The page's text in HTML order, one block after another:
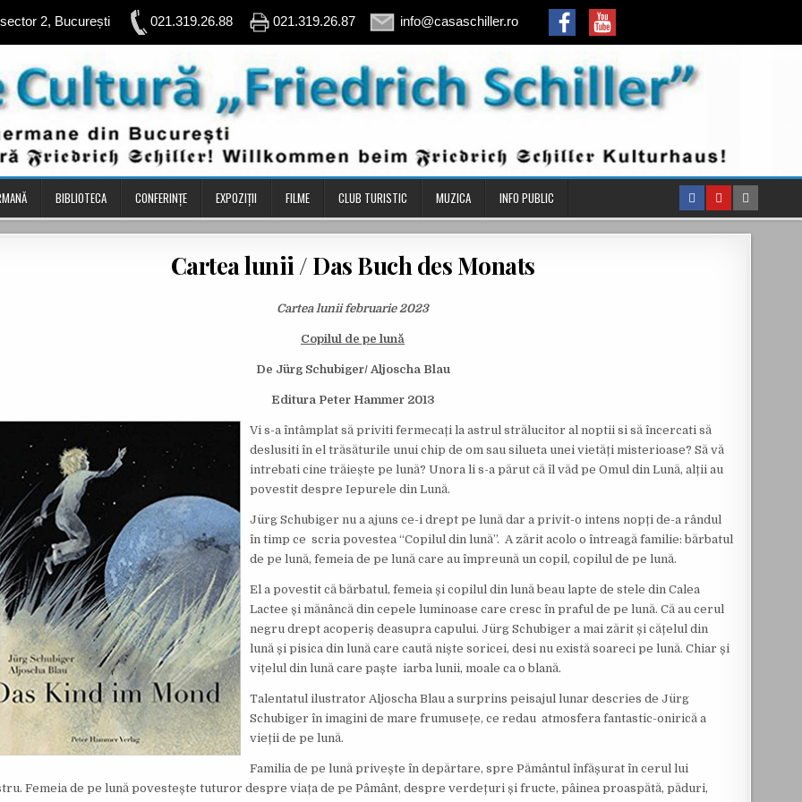
2, București 021.319.26.88 021.319.26.87 info@casaschiller.ro
BIBLIOTECA CONFERINŢE EXPOZIȚII FILME CLUB TURISTIC MUZICA INFO PUBLIC
Cartea lunii / Das Buch des Monats
Cartea lunii februarie 2023
Copilul de pe lună
De Jürg Schubiger/ Aljoscha Blau
Editura Peter Hammer 2013
Vi s-a întâmplat să priviti fermecați la astrul strălucitor al noptii si să încercati să
deslusiti în el trăsăturile unui chip de om sau silueta unei vietăți misterioase? Să vă
intrebati cine trăiește pe lună? Unora li s-a părut că îl văd pe Omul din Lună, alții au
povestit despre Iepurele din Lună.
Jürg Schubiger nu a ajuns ce-i drept pe lună dar a privit-o intens nopți de-a rândul
în timp ce scria povestea “Copilul din lună”. A zărit acolo o întreagă familie: bărbatul
de pe lună, femeia de pe lună care au împreună un copil, copilul de pe lună.
El a povestit că bărbatul, femeia și copilul din lună beau lapte de stele din Calea
Lactee și mănâncă din cepele luminoase care cresc în praful de pe lună. Că au cerul
negru drept acoperiș deasupra capului. Jürg Schubiger a mai zărit și cățelul din
lună și pisica din lună care caută niște soricei, desi nu există soareci pe lună. Chiar și
vițelul din lună care paște iarba lunii, moale ca o blană.
Talentatul ilustrator Aljoscha Blau a surprins peisajul lunar descries de Jürg
Schubiger în imagini de mare frumusețe, ce redau atmosfera fantastic-onirică a
vieții de pe lună.
Familia de pe lună privește în depărtare, spre Pământul înfășurat în cerul lui
Femeia de pe lună povestește tuturor despre viața de pe Pâmânt, despre verdețuri și fructe, pâinea proaspătă, păduri,